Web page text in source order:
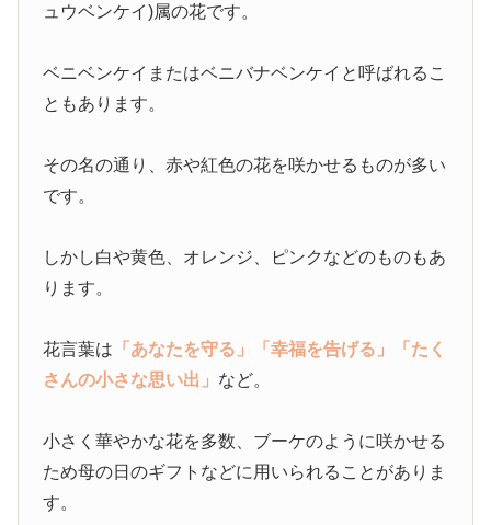
ュウベンケイ)属の花です。
ベニベンケイまたはベニバナベンケイと呼ばれるこ
ともあります。
その名の通り、赤や紅色の花を咲かせるものが多い
です。
しかし白や黄色、オレンジ、ピンクなどのものもあ
ります。
花言葉は 「あなたを守る」 「幸福を告げる」
「たく
さんの小さな思い出」 など。
小さく華やかな花を多数、ブーケのように咲かせる
ため母の日のギフトなどに用いられることがありま
す。